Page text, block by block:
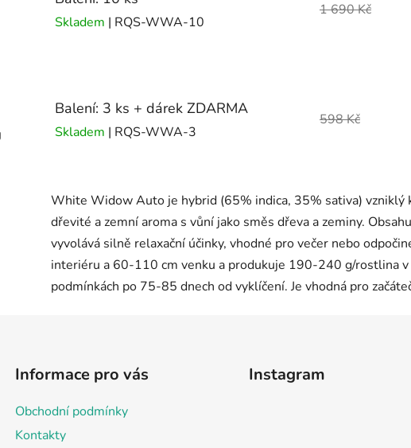
Skladem | RQS-WWA-10
1 690 Kč
Balení: 3 ks + dárek ZDARMA
Skladem | RQS-WWA-3
598 Kč
Informace pro vás
Obchodní podmínky
Kontakty
Instagram